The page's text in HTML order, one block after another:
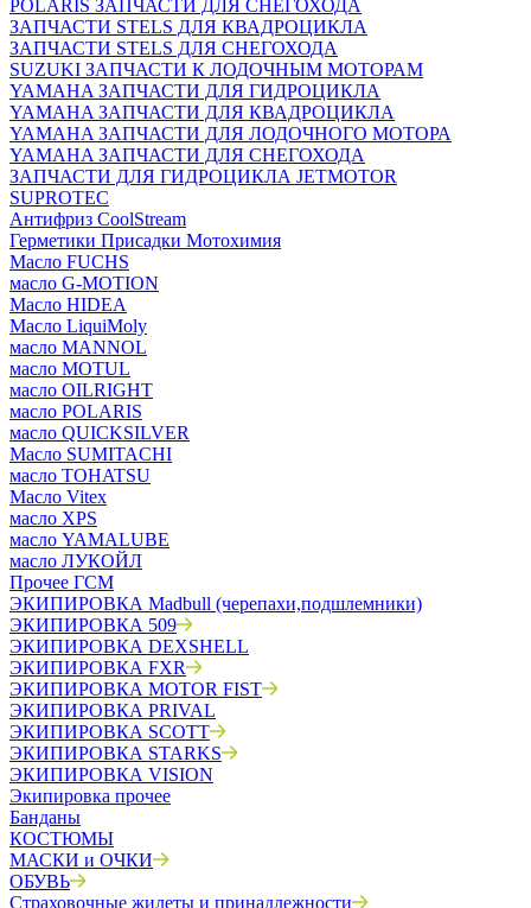
POLARIS ЗАПЧАСТИ ДЛЯ СНЕГОХОДА
ЗАПЧАСТИ STELS ДЛЯ КВАДРОЦИКЛА
ЗАПЧАСТИ STELS ДЛЯ СНЕГОХОДА
SUZUKI ЗАПЧАСТИ К ЛОДОЧНЫМ МОТОРАМ
YAMAHA ЗАПЧАСТИ ДЛЯ ГИДРОЦИКЛА
YAMAHA ЗАПЧАСТИ ДЛЯ КВАДРОЦИКЛА
YAMAHA ЗАПЧАСТИ ДЛЯ ЛОДОЧНОГО МОТОРА
YAMAHA ЗАПЧАСТИ ДЛЯ СНЕГОХОДА
ЗАПЧАСТИ ДЛЯ ГИДРОЦИКЛА JETMOTOR
SUPROTEC
Антифриз CoolStream
Герметики Присадки Мотохимия
Масло FUCHS
масло G-MOTION
Масло HIDEA
Масло LiquiMoly
масло MANNOL
масло MOTUL
масло OILRIGHT
масло POLARIS
масло QUICKSILVER
Масло SUMITACHI
масло TOHATSU
Масло Vitex
масло XPS
масло YAMALUBE
масло ЛУКОЙЛ
Прочее ГСМ
ЭКИПИРОВКА Madbull (черепахи,подшлемники)
ЭКИПИРОВКА 509
ЭКИПИРОВКА DEXSHELL
ЭКИПИРОВКА FXR
ЭКИПИРОВКА MOTOR FIST
ЭКИПИРОВКА PRIVAL
ЭКИПИРОВКА SCOTT
ЭКИПИРОВКА STARKS
ЭКИПИРОВКА VISION
Экипировка прочее
Банданы
КОСТЮМЫ
МАСКИ и ОЧКИ
ОБУВЬ
Страховочные жилеты и принадлежности